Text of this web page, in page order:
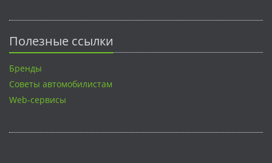
Полезные ссылки
Бренды
Советы автомобилистам
Web-сервисы